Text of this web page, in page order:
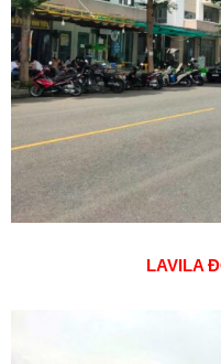
LAVILA